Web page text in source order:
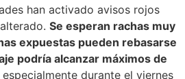
han activado avisos rojos
Se esperan rachas muy
expuestas pueden rebasarse
podría alcanzar máximos de
especialmente durante el viernes